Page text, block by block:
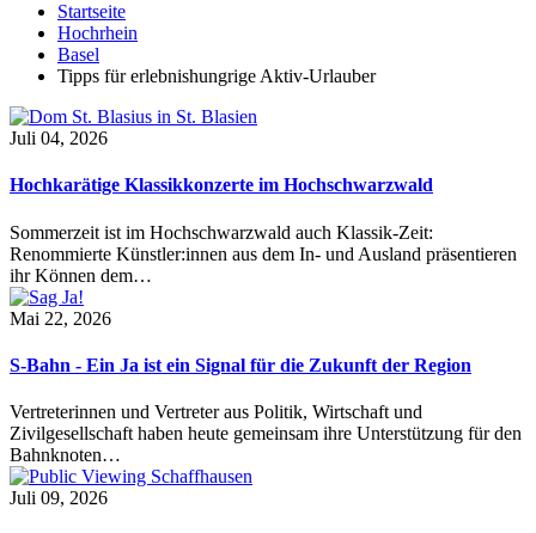
Startseite
Hochrhein
Basel
Tipps für erlebnishungrige Aktiv-Urlauber
Juli 04, 2026
Hochkarätige Klassikkonzerte im Hochschwarzwald
Sommerzeit ist im Hochschwarzwald auch Klassik-Zeit:
Renommierte Künstler:innen aus dem In- und Ausland präsentieren
ihr Können dem…
Mai 22, 2026
S-Bahn - Ein Ja ist ein Signal für die Zukunft der Region
Vertreterinnen und Vertreter aus Politik, Wirtschaft und
Zivilgesellschaft haben heute gemeinsam ihre Unterstützung für den
Bahnknoten…
Juli 09, 2026